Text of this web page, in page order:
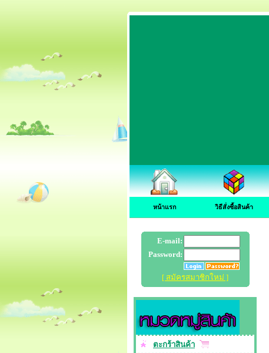
หน้าแรก วิธีสั่งซื้อสินค้า
E-mail:
Password:
[ สมัครสมาชิกใหม่ ]
ตะกร้าสินค้า